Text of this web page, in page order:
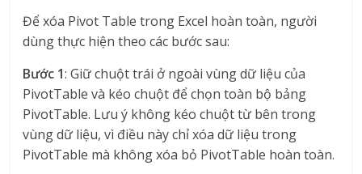
Để xóa Pivot Table trong Excel hoàn toàn, người
dùng thực hiện theo các bước sau:
Bước 1: Giữ chuột trái ở ngoài vùng dữ liệu của
PivotTable và kéo chuột để chọn toàn bộ bảng
PivotTable. Lưu ý không kéo chuột từ bên trong
vùng dữ liệu, vì điều này chỉ xóa dữ liệu trong
PivotTable mà không xóa bỏ PivotTable hoàn toàn.